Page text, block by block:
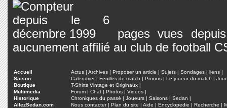
pages vues
aucunement affilié au club de football
Accueil Actus | Archives | Proposer un article | Sujets | Sondages | liens |
Saison
Calendrier| Feuilles de match | Pronos | Le joueur du match |
Boutique
T-Shirts Vintage et Originaux |
Multimedia
Forum | Chat | Photos | Videos |
Historique
Chroniques du passé | Joueurs | Saisons | Sedan |
AllezSedan.com
Nous contacter| Plan du site | Aide | Encyclopedie | Recherche |